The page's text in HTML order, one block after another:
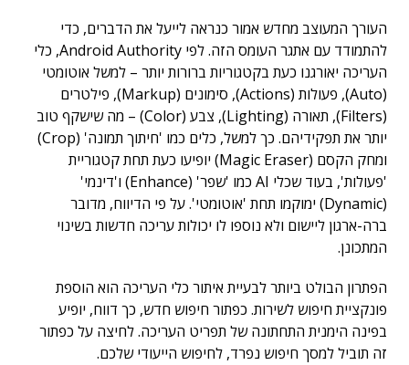
העורך המעוצב מחדש אמור כנראה לייעל את הדברים, כדי
להתמודד עם אתגר העומס הזה. לפי Android Authority, כלי
העריכה יאורגנו כעת בקטגוריות ברורות יותר – למשל אוטומטי
(Auto), פעולות (Actions), סימונים (Markup), פילטרים
(Filters), תאורה (Lighting), צבע (Color) – מה שישקף טוב
יותר את תפקידיהם. כך למשל, כלים כמו 'חיתוך תמונה' (Crop)
ומחק הקסם (Magic Eraser) יופיעו כעת תחת קטגוריית
'פעולות', בעוד שכלי AI כמו 'שפר' (Enhance) ו'דינמי'
(Dynamic) ימוקמו תחת 'אוטומטי'. על פי הדיווח, מדובר
ברה-ארגון ליישום ולא נוספו לו יכולות עריכה חדשות בשינוי
המתכונן.
הפתרון הבולט ביותר לבעיית איתור כלי העריכה הוא הוספת
פונקציית חיפוש לשירות. כפתור חיפוש חדש, כך דווח, יופיע
בפינה הימנית התחתונה של תפריט העריכה. לחיצה על כפתור
זה תוביל למסך חיפוש נפרד, לחיפוש הייעודי שלכם.